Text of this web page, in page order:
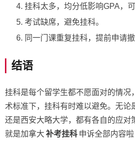
挂科太多，均分低影响GPA，可
考试缺席，避免挂科。
同一门课重复挂科，提前申请
结语
挂科是每个留学生都不愿面对的情况
术标准下，挂科有时难以避免。无论
还是西安大略大学，都有各自的应对
就是加拿大 补考挂科 申诉全部内容